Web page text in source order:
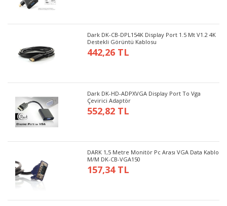
Dark DK-CB-DPL154K Display Port 1.5 Mt V1.2 4K
Destekli Görüntü Kablosu
442,26 TL
Dark DK-HD-ADPXVGA Display Port To Vga
Çevirici Adaptör
552,82 TL
DARK 1,5 Metre Monitör Pc Arası VGA Data Kablo
M/M DK-CB-VGA150
157,34 TL